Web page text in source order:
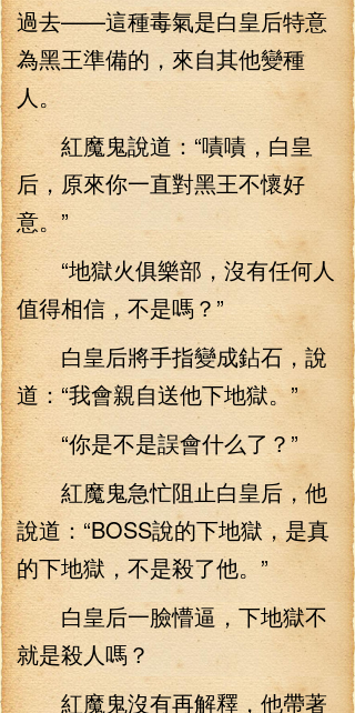
過去——這種毒氣是白皇后特意
為黑王準備的，來自其他變種
人。
紅魔鬼說道：“嘖嘖，白皇
后，原來你一直對黑王不懷好
意。”
“地獄火俱樂部，沒有任何人
值得相信，不是嗎？”
白皇后將手指變成鉆石，說
道：“我會親自送他下地獄。”
“你是不是誤會什么了？”
紅魔鬼急忙阻止白皇后，他
說道：“BOSS說的下地獄，是真
的下地獄，不是殺了他。”
白皇后一臉懵逼，下地獄不
就是殺人嗎？
紅魔鬼沒有再解釋，他帶著